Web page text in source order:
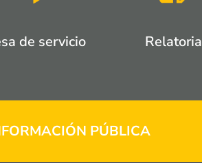
de servicio Relatoria
PÚBLICA